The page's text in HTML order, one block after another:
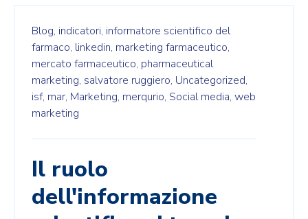
Blog, indicatori, informatore scientifico del
farmaco, linkedin, marketing farmaceutico,
mercato farmaceutico, pharmaceutical
marketing, salvatore ruggiero, Uncategorized,
isf, mar, Marketing, merqurio, Social media, web
marketing
Il ruolo
dell'informazione